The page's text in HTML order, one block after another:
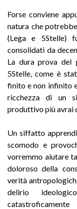
Forse conviene
natura che
(Lega e 5Stelle)
consolidati da
La dura prova del
5Stelle, come è
finito e non infinito
ricchezza di un
produttivo più avrai
Un siffatto
scomodo e
vorremmo aiutare
doloroso della
verità
delirio